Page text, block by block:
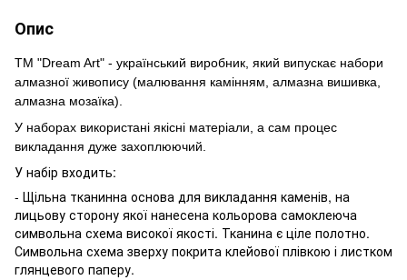
Опис
ТМ "Dream Art" - український виробник, який випускає набори
алмазної живопису (малювання камінням, алмазна вишивка,
алмазна мозаїка).
У наборах використані якісні матеріали, а сам процес
викладання дуже захоплюючий.
У набір входить:
- Щільна тканинна основа для викладання каменів, на
лицьову сторону якої нанесена кольорова самоклеюча
символьна схема високої якості. Тканина є ціле полотно.
Символьна схема зверху покрита клейової плівкою і листком
глянцевого паперу.